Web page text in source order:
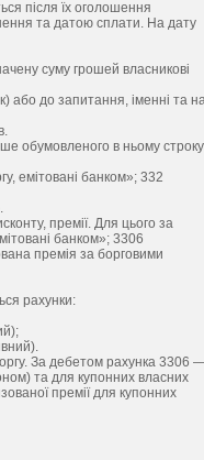
після їх оголошення
та датою сплати. На дату
суму грошей власникові
або до запитання, іменні та
обумовленого в ньому
емітовані банком»; 332
премії. Для цього за
банком»; 3306
премія за борговими
рахунки:
За дебетом рахунка 3306
та для купонних власних
премії для купонних